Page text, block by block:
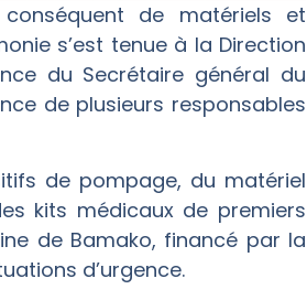
de matériels et
s’est tenue à la Direction
du Secrétaire général du
de plusieurs responsables
de pompage, du matériel
kits médicaux de premiers
de Bamako, financé par la
d’urgence.